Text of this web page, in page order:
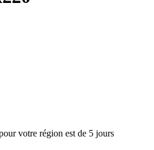
votre région est de 5 jours